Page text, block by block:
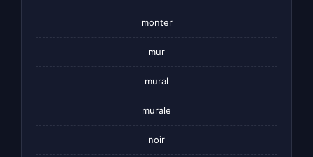
monter
mur
mural
murale
noir